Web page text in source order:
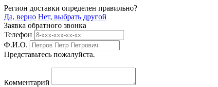
Регион доставки определен правильно?
Да, верно Нет, выбрать другой
Заявка обратного звонка
Телефон
Ф.И.О.
Представьтесь пожалуйста.
Комментарий